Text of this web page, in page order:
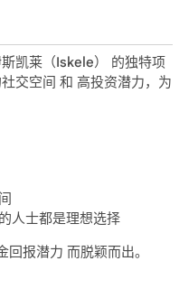
凯莱（Iskele）
的独特项
交空间 和 高投资潜力，为
人士都是理想选择
回报潜力 而脱颖而出。